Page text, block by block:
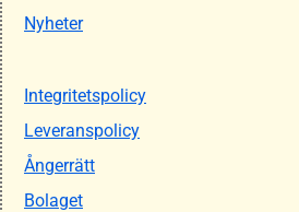
Nyheter
Integritetspolicy
Leveranspolicy
Ångerrätt
Bolaget